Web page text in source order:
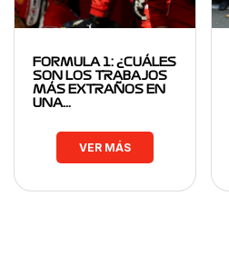
FORMULA 1: ¿CUÁLES
SON LOS TRABAJOS
MÁS EXTRAÑOS EN
UNA…
VER MÁS